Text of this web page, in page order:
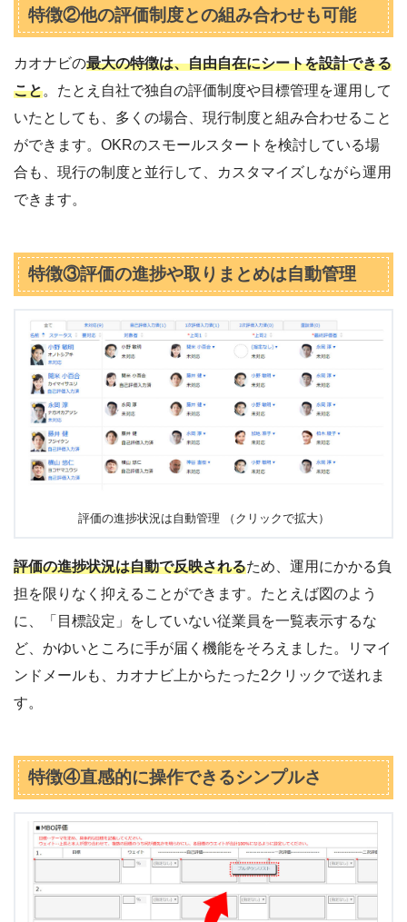
特徴②他の評価制度との組み合わせも可能
カオナビの最大の特徴は、自由自在にシートを設計できる
こと。たとえ自社で独自の評価制度や目標管理を運用して
いたとしても、多くの場合、現行制度と組み合わせること
ができます。OKRのスモールスタートを検討している場
合も、現行の制度と並行して、カスタマイズしながら運用
できます。
特徴③評価の進捗や取りまとめは自動管理
評価の進捗状況は自動管理 （クリックで拡大）
評価の進捗状況は自動で反映されるため、運用にかかる負
担を限りなく抑えることができます。たとえば図のよう
に、「目標設定」をしていない従業員を一覧表示するな
ど、かゆいところに手が届く機能をそろえました。リマイ
ンドメールも、カオナビ上からたった2クリックで送れま
す。
特徴④直感的に操作できるシンプルさ